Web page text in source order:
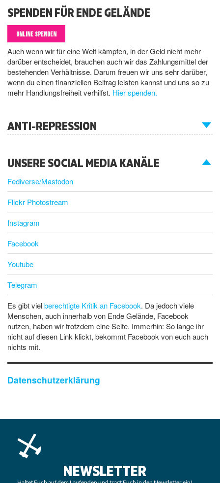
SPENDEN FÜR ENDE GELÄNDE
ONLINE SPENDEN
Auch wenn wir für eine Welt kämpfen, in der Geld nicht mehr
darüber entscheidet, brauchen auch wir das Zahlungsmittel der
bestehenden Verhältnisse. Darum freuen wir uns sehr darüber,
wenn du einen finanziellen Beitrag leisten kannst und uns so zu
mehr Handlungsfreiheit verhilfst. Hier spenden.
ANTI-REPRESSION
UNSERE SOCIAL MEDIA KANÄLE
Fediverse/Mastodon
Flickr Photostream
Instagram
Facebook
Youtube
Telegram
Es gibt vielberechtigte Kritik an Facebook. Da jedoch viele
Menschen, auch innerhalb von Ende Gelände, Facebook
nutzen, haben wir trotzdem eine Seite. Immerhin: So lange ihr
nicht auf diesen Link klickt, bekommt Facebook von euch auch
nichts mit.
Datenschutzerklärung
NEWSLETTER